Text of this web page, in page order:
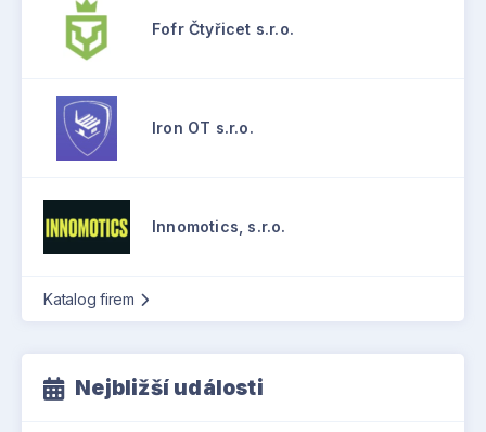
Fofr Čtyřicet s.r.o.
Iron OT s.r.o.
Innomotics, s.r.o.
Katalog firem
Nejbližší události